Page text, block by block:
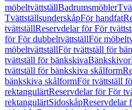
möbeltvättställBadrumsmöbler
TvättställsunderskåpFör handfat
tvättställReservdelar för För
för För dubbeltvättställFör
möbeltvättställFör tvättställ för
tvättställ för bänkskivaBänkskivor
tvättställ för bänkskiva skålform
bänkskiva skålformFör tvättställ
rektangulärtReservdelar för För
rektangulärtSidoskåpReservdelar